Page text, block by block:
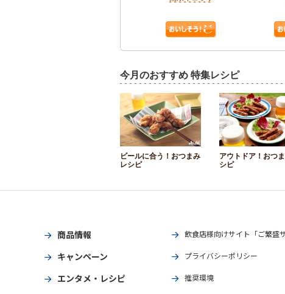
今月のおすすめ 特集レシピ
ビールに合う！おつまみ
レシピ
アウトドア！おつ
シピ
商品情報
キャンペーン
エンタメ・レシピ
飲食店様向けサイト「ご繁盛
プライバシーポリシー
推奨環境